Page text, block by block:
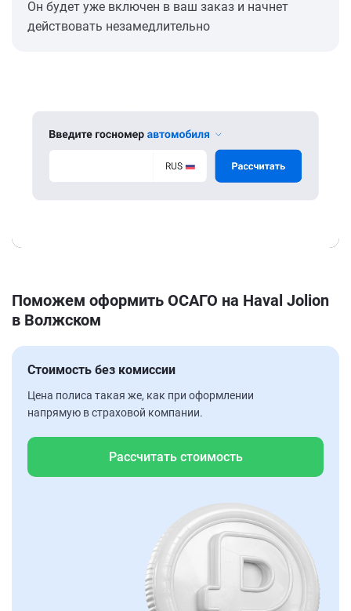
Он будет уже включен в ваш заказ и начнет
действовать незамедлительно
Поможем оформить ОСАГО на Haval Jolion
в Волжском
Стоимость без комиссии
Цена полиса такая же, как при оформлении
напрямую в страховой компании.
Рассчитать стоимость